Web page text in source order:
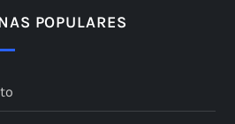
POPULARES